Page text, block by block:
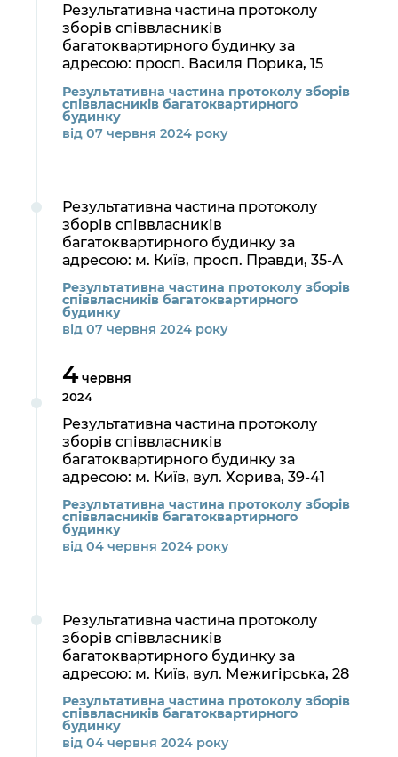
Результативна частина протоколу
зборів співвласників
багатоквартирного будинку за
адресою: просп. Василя Порика, 15
Результативна частина протоколу зборів
співвласників багатоквартирного
будинку
від 07 червня 2024 року
Результативна частина протоколу
зборів співвласників
багатоквартирного будинку за
адресою: м. Київ, просп. Правди, 35-А
Результативна частина протоколу зборів
співвласників багатоквартирного
будинку
від 07 червня 2024 року
4 червня
2024
Результативна частина протоколу
зборів співвласників
багатоквартирного будинку за
адресою: м. Київ, вул. Хорива, 39-41
Результативна частина протоколу зборів
співвласників багатоквартирного
будинку
від 04 червня 2024 року
Результативна частина протоколу
зборів співвласників
багатоквартирного будинку за
адресою: м. Київ, вул. Межигірська, 28
Результативна частина протоколу зборів
співвласників багатоквартирного
будинку
від 04 червня 2024 року